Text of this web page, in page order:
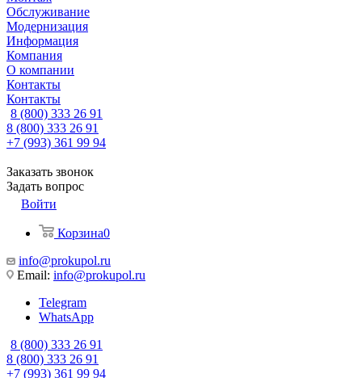
Обслуживание
Модернизация
Информация
Компания
О компании
Контакты
Контакты
8 (800) 333 26 91
8 (800) 333 26 91
+7 (993) 361 99 94
Заказать звонок
Задать вопрос
Войти
Корзина0
info@prokupol.ru
Email: info@prokupol.ru
Telegram
WhatsApp
8 (800) 333 26 91
8 (800) 333 26 91
+7 (993) 361 99 94